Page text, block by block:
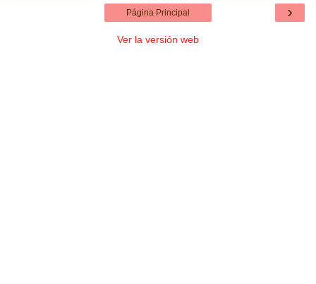
›
Página Principal
Ver la versión web